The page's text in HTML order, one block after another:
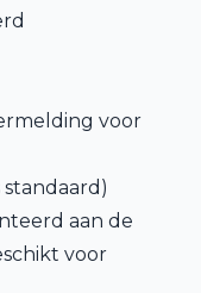
voor
standaard)
aan de
voor